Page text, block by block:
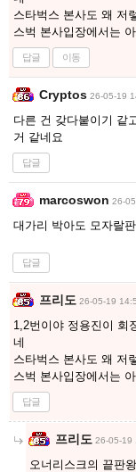
스타벅스 본사도 왜 저
스벅 본사입장에서는
답글 이동
Cryptos 26-05-19
다른 건 갖다붙이기 같
거 같네요
답글
marcoswon 26-
대가리 박아도 모자랄
답글
프리도 26-05-19
1,2번이야 정용진이 회
네
스타벅스 본사도 왜 저
스벅 본사입장에서는
답글
프리도 26-05-19
오너리스크의 끝판